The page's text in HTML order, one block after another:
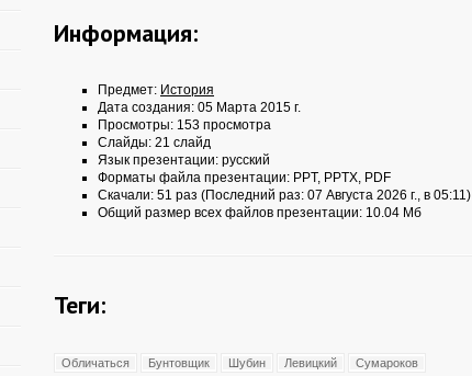
Информация:
Предмет: История
Дата создания: 05 Марта 2015 г.
Просмотры: 153 просмотра
Слайды: 21 слайд
Язык презентации: русский
Форматы файла презентации: PPT, PPTX, PDF
Скачали: 51 раз (Последний раз: 07 Августа 2026 г., в 05:11)
Общий размер всех файлов презентации: 10.04 Мб
Теги:
Обличаться Бунтовщик Шубин Левицкий
Сумароков